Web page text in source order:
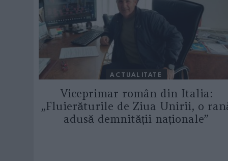
ACTUALITATE
Viceprimar român din Italia:
„Fluierăturile de Ziua Unirii, o
adusă demnității naționale”